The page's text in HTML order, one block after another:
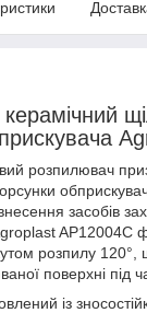
розпилювач
засобів
AP12004C
розпилу 120°,
поверхні під
із